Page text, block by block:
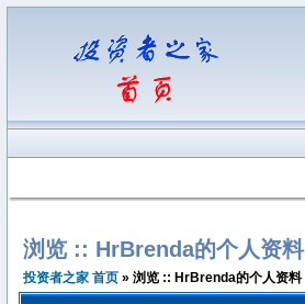
浏览 :: HrBrenda的个人资料
投资者之家 首页 » 浏览 :: HrBrenda的个人资料